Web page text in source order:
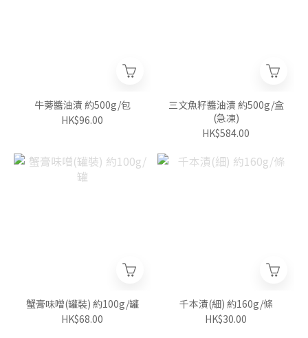
牛蒡醬油漬 約500g/包
HK$96.00
三文魚籽醬油漬 約500g/盒
(急凍)
HK$584.00
蟹膏味噌(罐裝) 約100g/罐
HK$68.00
千本漬(細) 約160g/條
HK$30.00